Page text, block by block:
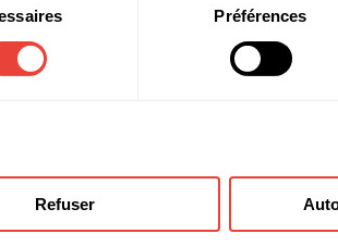
informations
lors de
Préférences
Refuser